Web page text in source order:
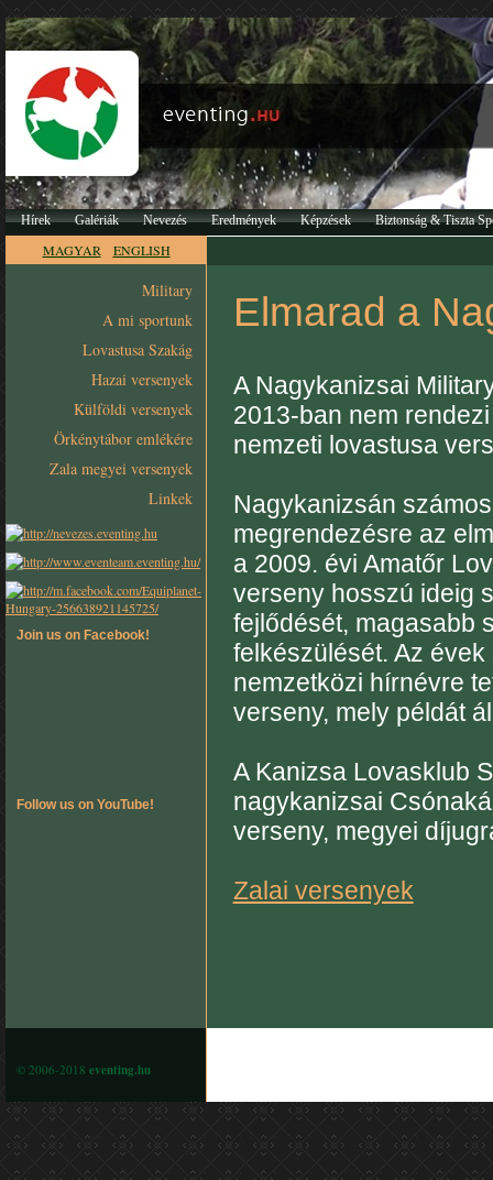
Hírek Galériák Nevezés Eredmények Képzések Biztonság & Tiszta
MAGYAR ENGLISH
Military
A mi sportunk
Lovastusa Szakág
Hazai versenyek
Külföldi versenyek
Örkénytábor emlékére
Zala megyei versenyek
Linkek
Join us on Facebook!
Follow us on YouTube!
Elmarad a
A Nagykanizsai
2013-ban nem
nemzeti lovastusa
Nagykanizsán
megrendezésre az
a 2009. évi Amatőr
verseny hosszú ideig
fejlődését, magasabb
felkészülését. Az
nemzetközi hírnévre
verseny, mely példát
A Kanizsa Lovasklub
nagykanizsai
verseny, megyei
Zalai versenyek
© 2006-2018 eventing.hu